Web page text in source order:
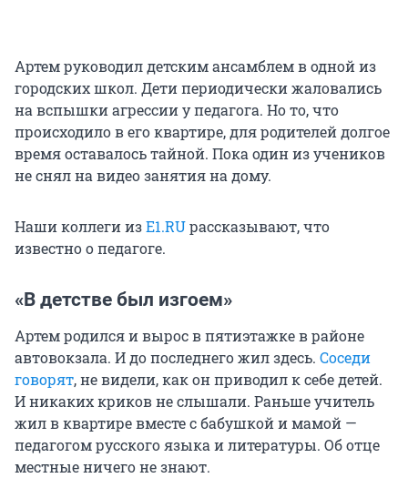
Артем руководил детским ансамблем в одной из
городских школ. Дети периодически жаловались
на вспышки агрессии у педагога. Но то, что
происходило в его квартире, для родителей долгое
время оставалось тайной. Пока один из учеников
не снял на видео занятия на дому.
Наши коллеги изЕ1.RUрассказывают, что
известно о педагоге.
«В детстве был изгоем»
Артем родился и вырос в пятиэтажке в районе
автовокзала. И до последнего жил здесь. Соседи
говорят, не видели, как он приводил к себе детей.
И никаких криков не слышали. Раньше учитель
жил в квартире вместе с бабушкой и мамой —
педагогом русского языка и литературы. Об отце
местные ничего не знают.